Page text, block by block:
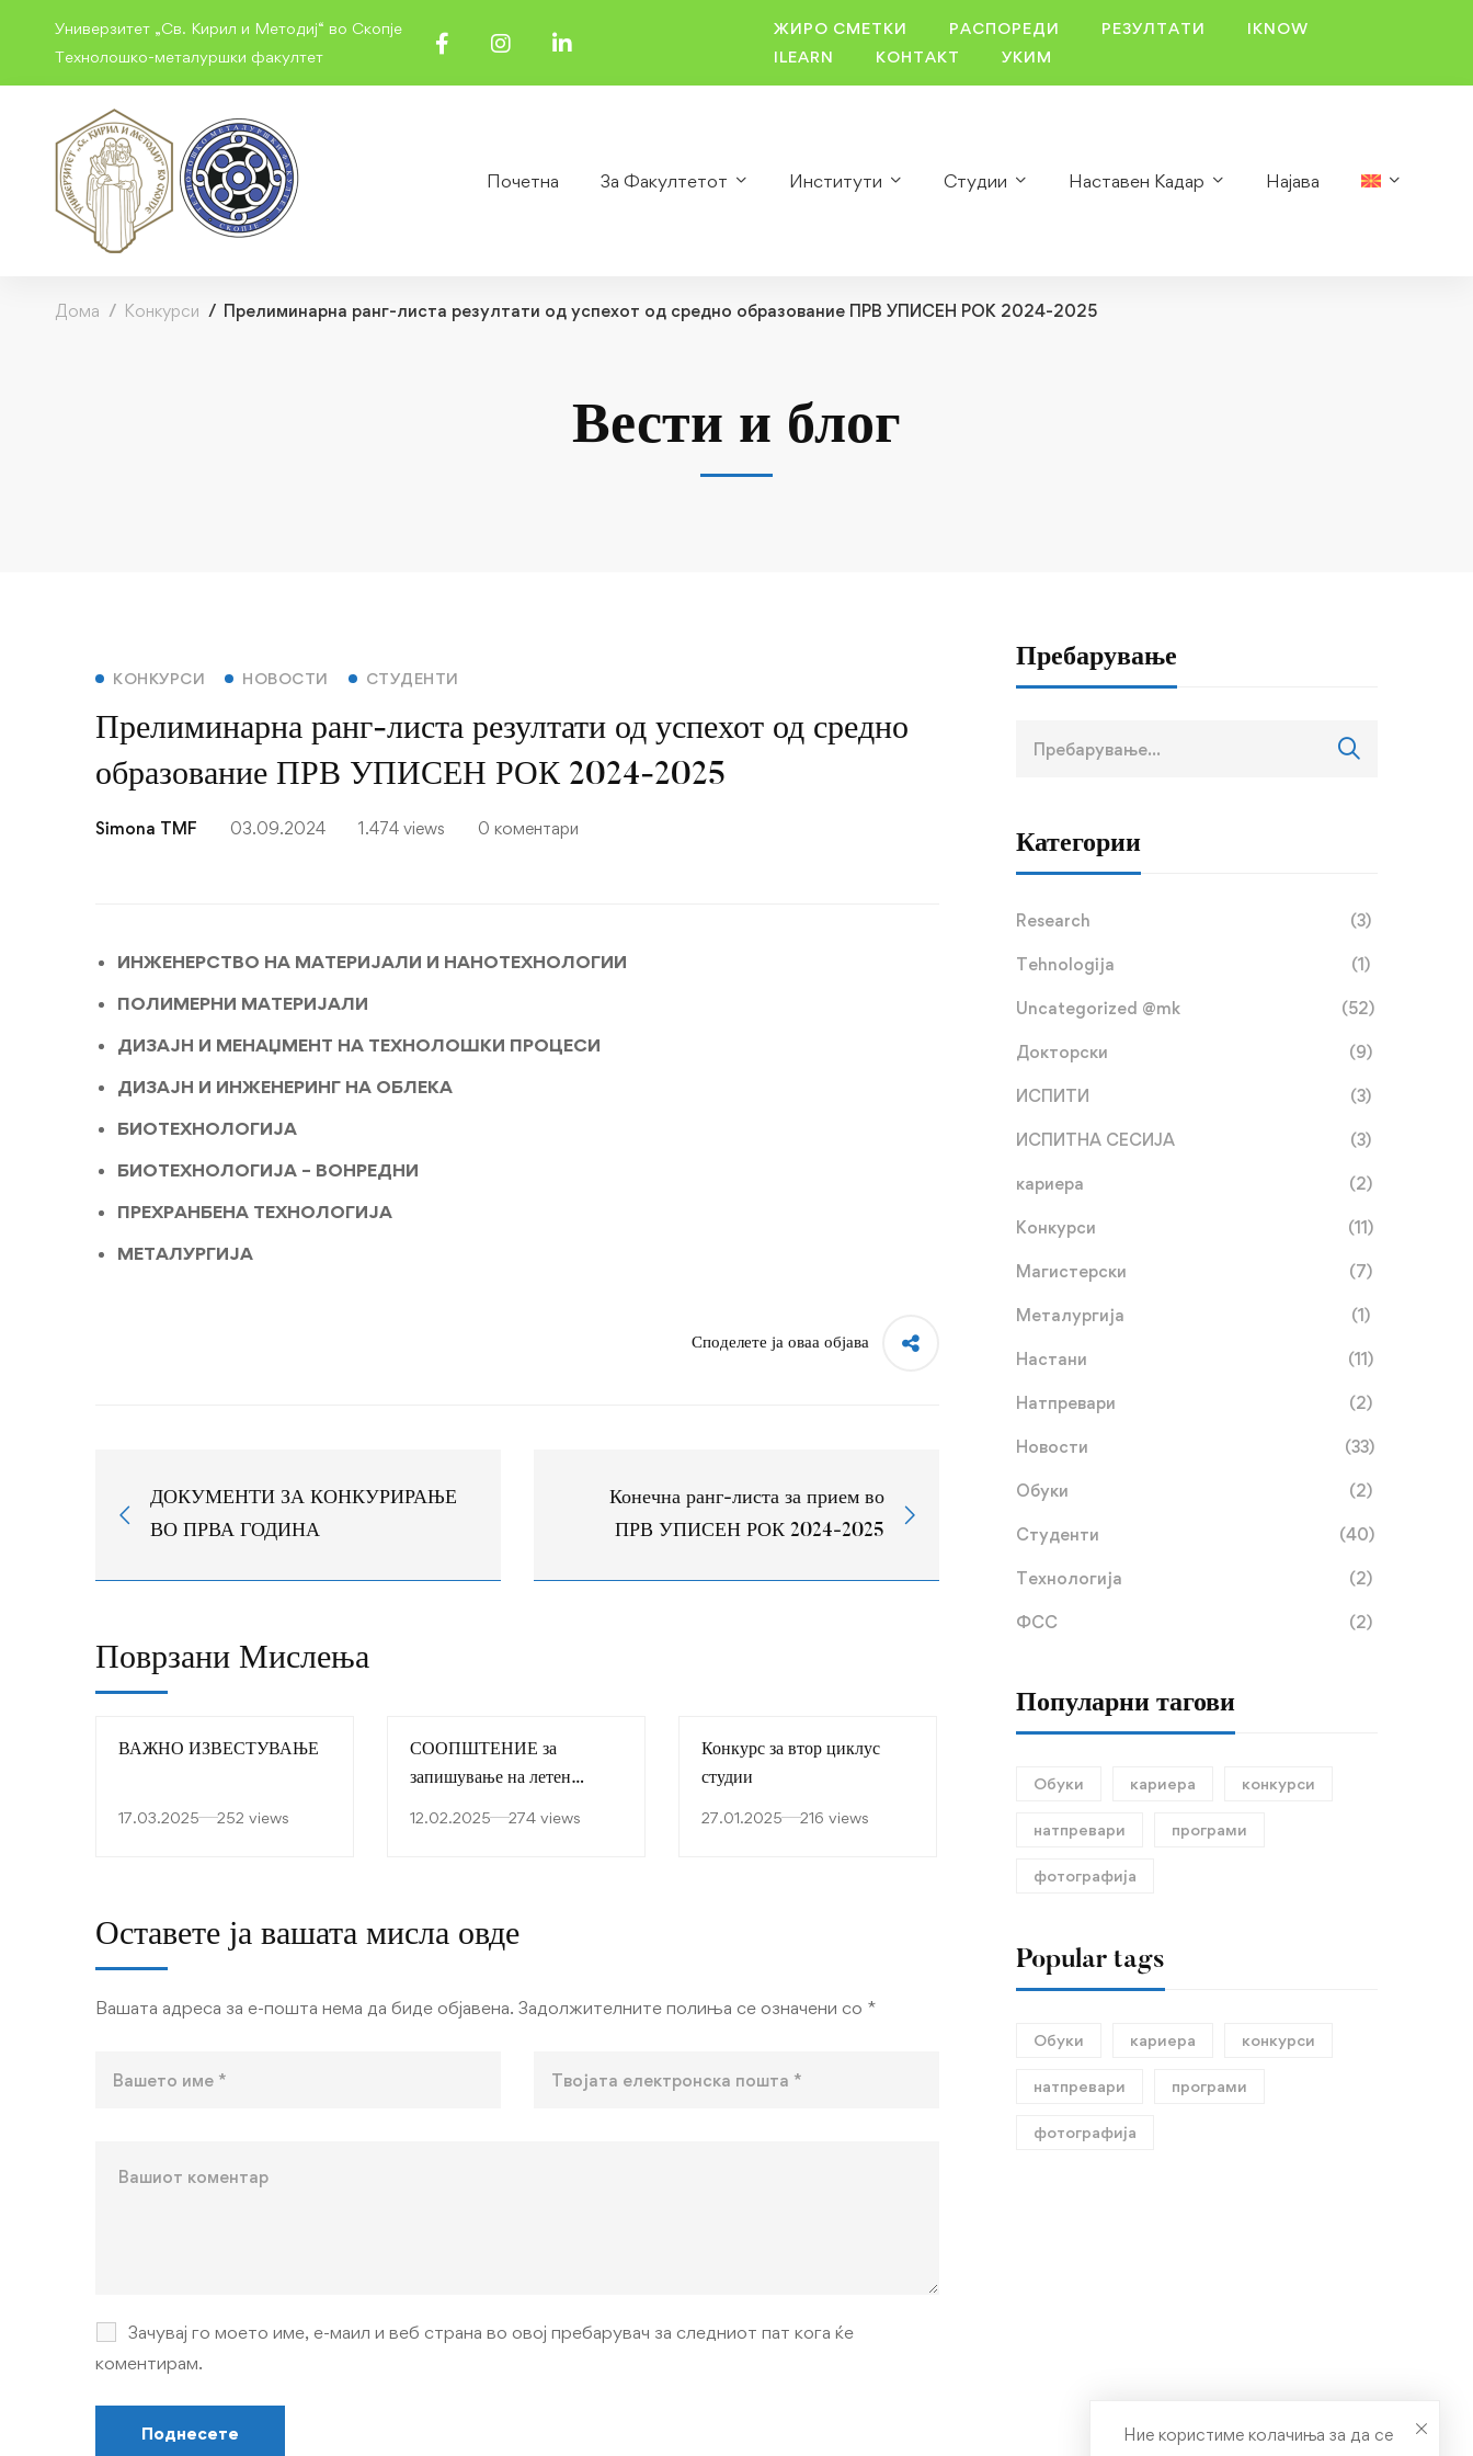
Универзитет „Св. Кирил и Методиј“ во Скопје
Технолошко-металуршки факултет
ЖИРО СМЕТКИ РАСПОРЕДИ РЕЗУЛТАТИ
IKNOW
ILEARN
КОНТАКТ УКИМ
Почетна За Факултетот Институти Студии Наставен Кадар Најава
Дома Конкурси Прелиминарна ранг-листа резултати од успехот од средно образование ПРВ УПИСЕН РОК 2024-2025
Вести и блог
Прелиминарна
ранг-
листа
резултати
од
образование
ПРВ
УПИСЕН
РОК
2024-
КОНКУРСИ НОВОСТИ СТУДЕНТИ
Прелиминарна ранг-листа резултати од успехот од средно
образование ПРВ УПИСЕН РОК 2024-2025
Simona TMF 03.09.2024 1.474 views 0 коментари
ИНЖЕНЕРСТВО НА МАТЕРИЈАЛИ И НАНОТЕХНОЛОГИИ
ПОЛИМЕРНИ МАТЕРИЈАЛИ
ДИЗАЈН И МЕНАЏМЕНТ НА ТЕХНОЛОШКИ ПРОЦЕСИ
ДИЗАЈН И ИНЖЕНЕРИНГ НА ОБЛЕКА
БИОТЕХНОЛОГИЈА
БИОТЕХНОЛОГИЈА – ВОНРЕДНИ
ПРЕХРАНБЕНА ТЕХНОЛОГИЈА
МЕТАЛУРГИЈА
Споделете ја оваа објава
ДОКУМЕНТИ ЗА КОНКУРИРАЊЕ
ВО ПРВА ГОДИНА
Конечна ранг-листа за прием во
ПРВ УПИСЕН РОК 2024-2025
Поврзани Мислења
ВАЖНО ИЗВЕСТУВАЊЕ
17.03.2025 252 views
СООПШТЕНИЕ за
запишување на летен
12.02.2025 274 views
Конкурс за втор циклус
студии
27.01.2025 216 views
студенти од прва година
кандидати за
Оставете ја вашата мисла овде
Вашата адреса за е-пошта нема да биде објавена. Задолжителните полиња се означени со *
Зачувај го моето име, е-маил и веб страна во овој пребарувач за следниот пат кога ќе
коментирам.
Пребарување
Категории
Research (3)
Tehnologija (1)
Uncategorized @mk (52)
Докторски (9)
ИСПИТИ (3)
ИСПИТНА СЕСИЈА (3)
кариера (2)
Конкурси (11)
Магистерски (7)
Металургија (1)
Настани (11)
Натпревари (2)
Новости (33)
Обуки (2)
Студенти (40)
Технологија (2)
ФСС (2)
Популарни тагови
Обуки кариера конкурси
натпревари програми
фотографија
Popular tags
Обуки кариера конкурси
натпревари програми
фотографија
Ние користиме колачиња за да се